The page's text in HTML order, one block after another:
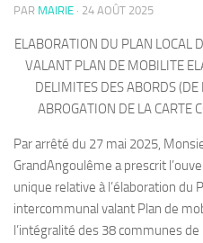
PAR MAIRIE · 24 AOÛT 2025
ELABORATION DU PLAN LOCAL
VALANT PLAN DE MOBILITE
DELIMITES DES ABORDS
ABROGATION DE LA CARTE
Par arrêté du 27 mai 2025,
GrandAngoulême a prescrit
unique relative à l’élaboration du
intercommunal valant Plan de
l’intégralité des 38 communes de